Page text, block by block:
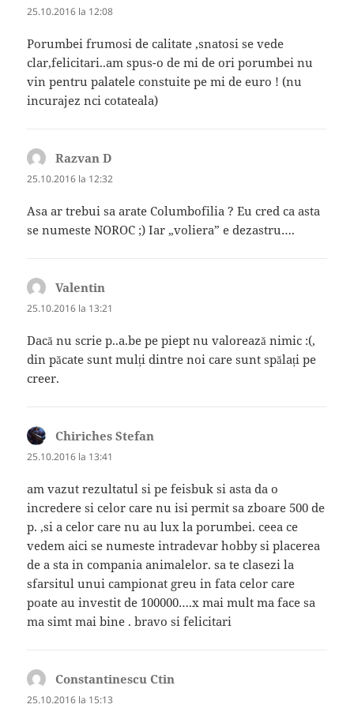
25.10.2016 la 12:08
Porumbei frumosi de calitate ,snatosi se vede
clar,felicitari..am spus-o de mi de ori porumbei nu
vin pentru palatele constuite pe mi de euro ! (nu
incurajez nci cotateala)
Razvan D
25.10.2016 la 12:32
Asa ar trebui sa arate Columbofilia ? Eu cred ca asta
se numeste NOROC ;) Iar „voliera” e dezastru….
Valentin
25.10.2016 la 13:21
Dacă nu scrie p..a.be pe piept nu valorează nimic :(,
din păcate sunt mulți dintre noi care sunt spălați pe
creer.
Chiriches Stefan
25.10.2016 la 13:41
am vazut rezultatul si pe feisbuk si asta da o
incredere si celor care nu isi permit sa zboare 500 de
p. ,si a celor care nu au lux la porumbei. ceea ce
vedem aici se numeste intradevar hobby si placerea
de a sta in compania animalelor. sa te clasezi la
sfarsitul unui campionat greu in fata celor care
poate au investit de 100000….x mai mult ma face sa
ma simt mai bine . bravo si felicitari
Constantinescu Ctin
25.10.2016 la 15:13